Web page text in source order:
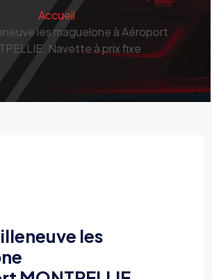
Accueil
les maguelone à Aéroport
Navette à prix fixe
les